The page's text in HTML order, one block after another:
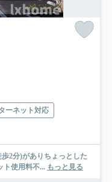
ーネット対応
2分)がありちょっとした
ト使用料不... もっと見る